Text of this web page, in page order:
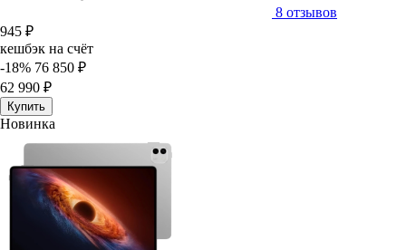
8 отзывов
945 ₽
кешбэк на счёт
-18% 76 850 ₽
62 990 ₽
Купить
Новинка